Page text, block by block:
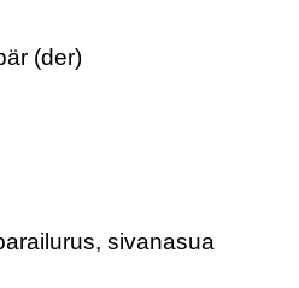
(der)
sivanasua